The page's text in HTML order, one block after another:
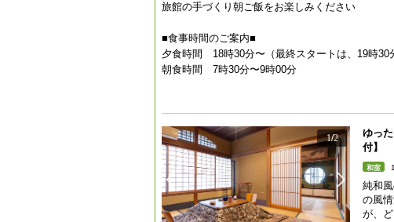
旅館の手づくり朝ご飯をお楽しみください
■食事時間のご案内■
夕食時間 18時30分〜（最終スタートは、19時30
朝食時間 7時30分〜9時00分
1/2
ゆっ
付】
和室
純和
の風
が、